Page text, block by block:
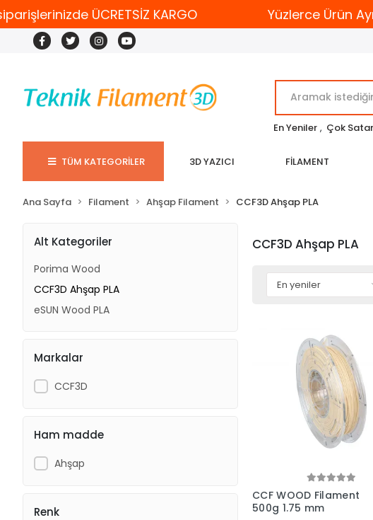
ÜCRETSİZ KARGO Yüzlerce Ürün
En Yeniler , Çok
TÜM KATEGORİLER 3D YAZICI FİLAMENT
Ana Sayfa Filament Ahşap Filament CCF3D Ahşap PLA
Alt Kategoriler
Porima Wood
CCF3D Ahşap PLA
eSUN Wood PLA
Markalar
CCF3D
Ham madde
Ahşap
Renk
CCF3D Ahşap PLA
CCF WOOD Filament
500g 1.75 mm